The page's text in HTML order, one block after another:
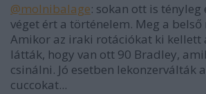
@molnibalage: sokan ott is
véget ért a történelem. Meg a belső
Amikor az iraki rotációkat ki kellett
látták, hogy van ott 90 Bradley,
csinálni. Jó esetben lekonzerválták
cuccokat...